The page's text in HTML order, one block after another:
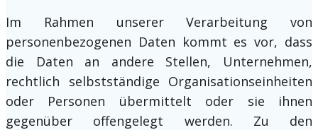
Im Rahmen unserer Verarbeitung von
personenbezogenen Daten kommt es vor, dass
die Daten an andere Stellen, Unternehmen,
rechtlich selbstständige Organisationseinheiten
oder Personen übermittelt oder sie ihnen
gegenüber offengelegt werden. Zu den